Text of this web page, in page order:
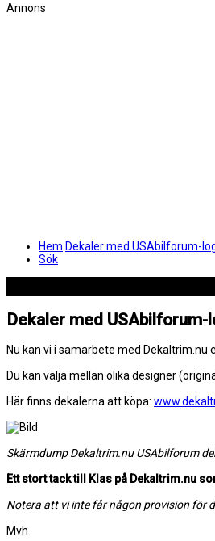
Annons
Hem Dekaler med USAbilforum-
Sök
Dekaler med USAbilforum-
Nu kan vi i samarbete med
Du kan välja mellan olika designer
Här finns dekalerna att köpa:
Skärmdump Dekaltrim.nu USAbilforum
Ett stort tack till Klas på Dekaltrim.nu
Notera att vi inte får någon provision för
Mvh